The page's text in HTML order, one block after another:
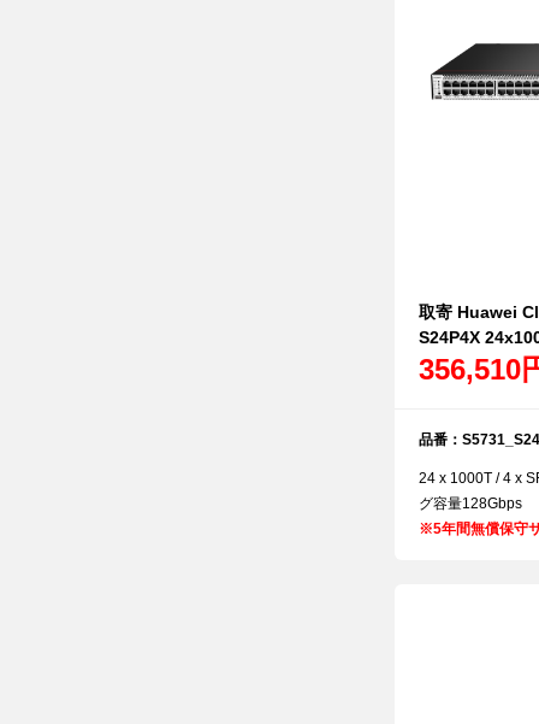
取寄 Huawei
S24P4X
356,510
品番：
24 x 1000T / 4 x
グ容量128Gbps
※5年間無償保守